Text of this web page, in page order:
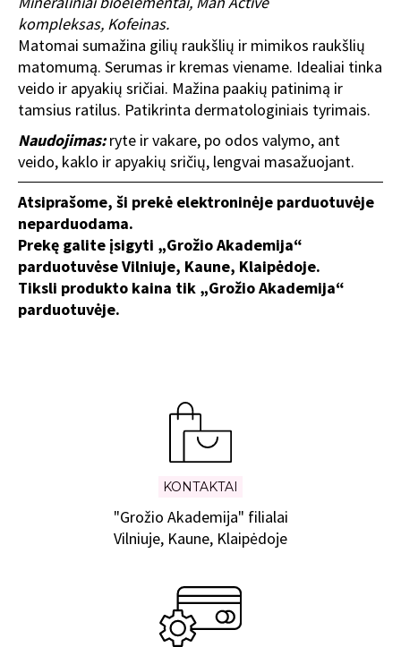
kompleksas, Kofeinas.
Matomai sumažina gilių raukšlių ir mimikos raukšlių
matomumą. Serumas ir kremas viename. Idealiai tinka
veido ir apyakių sričiai. Mažina paakių patinimą ir
tamsius ratilus. Patikrinta dermatologiniais tyrimais.
Naudojimas:ryte ir vakare, po odos valymo, ant
veido, kaklo ir apyakių sričių, lengvai masažuojant.
Atsiprašome, ši prekė elektroninėje parduotuvėje
neparduodama.
Prekę galite įsigyti „Grožio Akademija“
parduotuvėse Vilniuje, Kaune, Klaipėdoje.
Tiksli produkto kaina tik „Grožio Akademija“
parduotuvėje.
KONTAKTAI
"Grožio Akademija" filialai
Vilniuje, Kaune, Klaipėdoje